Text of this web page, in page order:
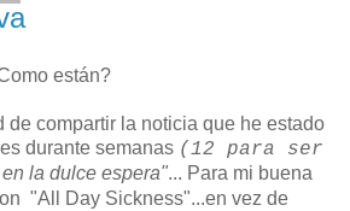
están?
de compartir la noticia que he estado
durante semanas (12 para ser
la dulce espera"... Para mi buena
"All Day Sickness"...en vez de